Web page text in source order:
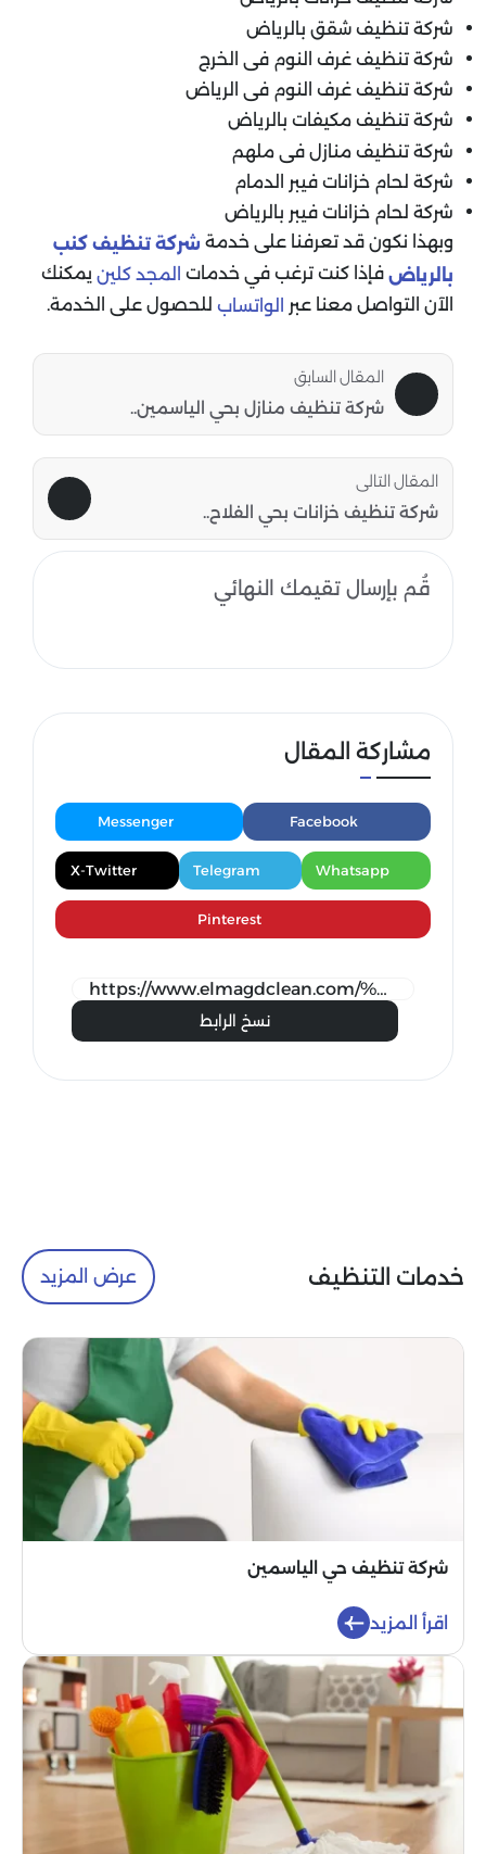
شركة تنظيف شقق بالرياض
شركة تنظيف غرف النوم فى الخرج
شركة تنظيف غرف النوم فى الرياض
شركة تنظيف مكيفات بالرياض
شركة تنظيف منازل فى ملهم
شركة لحام خزانات فيبر الدمام
شركة لحام خزانات فيبر بالرياض
وبهذا نكون قد تعرفنا على خدمة شركة تنظيف كنب
بالرياض فإذا كنت ترغب في خدمات المجد كلين يمكنك
الآن التواصل معنا عبر
الواتساب للحصول على الخدمة.
المقال السابق
شركة تنظيف منازل بحي الياسمين..
المقال التالى
شركة تنظيف خزانات بحي الفلاح..
قُم بإرسال تقيمك النهائي
مشاركة المقال
Facebook
Messenger
Whatsapp
Telegram
X-Twitter
Pinterest
نسخ الرابط
خدمات التنظيف عرض المزيد
شركة تنظيف حي الياسمين
اقرأ المزيد